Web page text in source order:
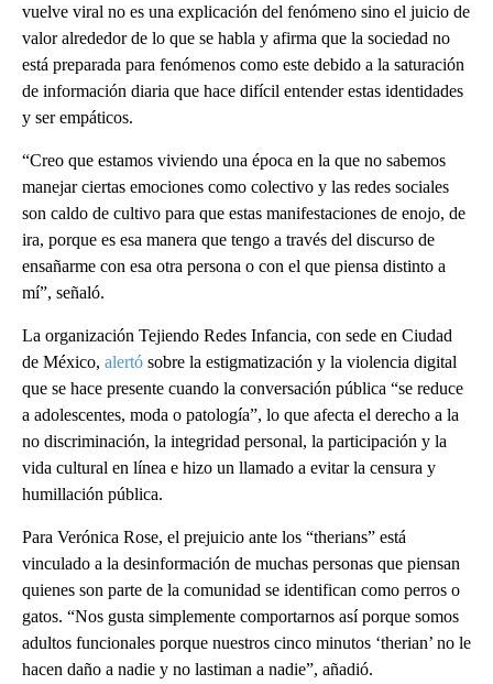
vuelve viral no es una explicación del fenómeno sino el juicio de
valor alrededor de lo que se habla y afirma que la sociedad no
está preparada para fenómenos como este debido a la saturación
de información diaria que hace difícil entender estas identidades
y ser empáticos.
“Creo que estamos viviendo una época en la que no sabemos
manejar ciertas emociones como colectivo y las redes sociales
son caldo de cultivo para que estas manifestaciones de enojo, de
ira, porque es esa manera que tengo a través del discurso de
ensañarme con esa otra persona o con el que piensa distinto a
mí”, señaló.
La organización Tejiendo Redes Infancia, con sede en Ciudad
de México, alertó sobre la estigmatización y la violencia digital
que se hace presente cuando la conversación pública “se reduce
a adolescentes, moda o patología”, lo que afecta el derecho a la
no discriminación, la integridad personal, la participación y la
vida cultural en línea e hizo un llamado a evitar la censura y
humillación pública.
Para Verónica Rose, el prejuicio ante los “therians” está
vinculado a la desinformación de muchas personas que piensan
quienes son parte de la comunidad se identifican como perros o
gatos. “Nos gusta simplemente comportarnos así porque somos
adultos funcionales porque nuestros cinco minutos ‘therian’ no le
hacen daño a nadie y no lastiman a nadie”, añadió.